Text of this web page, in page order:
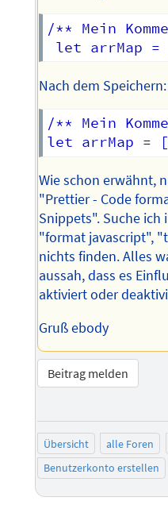
/** Mein
Nach dem Speichern:
/** Mein
Wie schon erwähnt,
"Prettier - Code
Snippets". Suche ich
"format javascript",
nichts finden. Alles
aussah, dass es
aktiviert oder
Gruß ebody
Beitrag melden
Übersicht alle Foren
Benutzerkonto erstellen